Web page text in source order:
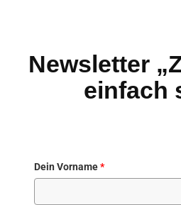
Newsletter
einfach
Dein Vorname*